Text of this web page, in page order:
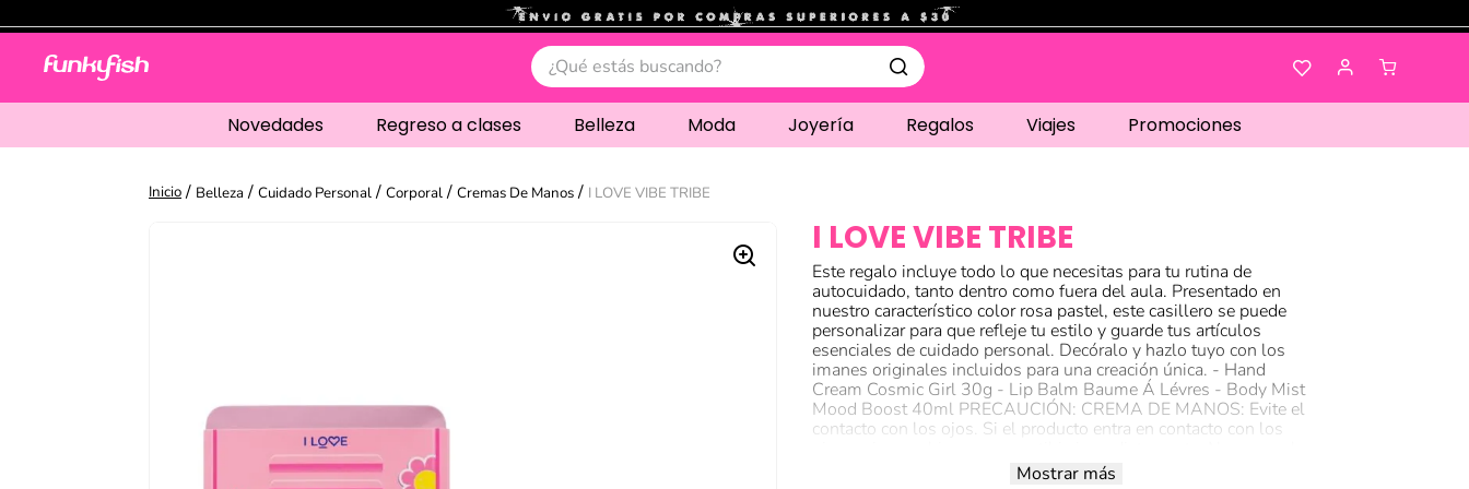
.
¿Qué estás buscando?
Novedades Regreso a clases Belleza Moda Joyería Regalos Viajes Promociones
Belleza Cuidado Personal Corporal Cremas De Manos I LOVE VIBE TRIBE
I LOVE VIBE TRIBE
Este regalo incluye todo lo que necesitas para tu rutina de
autocuidado, tanto dentro como fuera del aula. Presentado en
nuestro característico color rosa pastel, este casillero se puede
personalizar para que refleje tu estilo y guarde tus artículos
esenciales de cuidado personal. Decóralo y hazlo tuyo con los
imanes originales incluidos para una creación única. - Hand
Cream Cosmic Girl 30g - Lip Balm Baume Á Lévres - Body Mist
Mood Boost 40ml PRECAUCIÓN: CREMA DE MANOS: Evite el
contacto con los ojos. Si el producto entra en contacto con los
piel irritada o lesionada. BÁLSAMO LABIAL: solo para uso
Mostrar más